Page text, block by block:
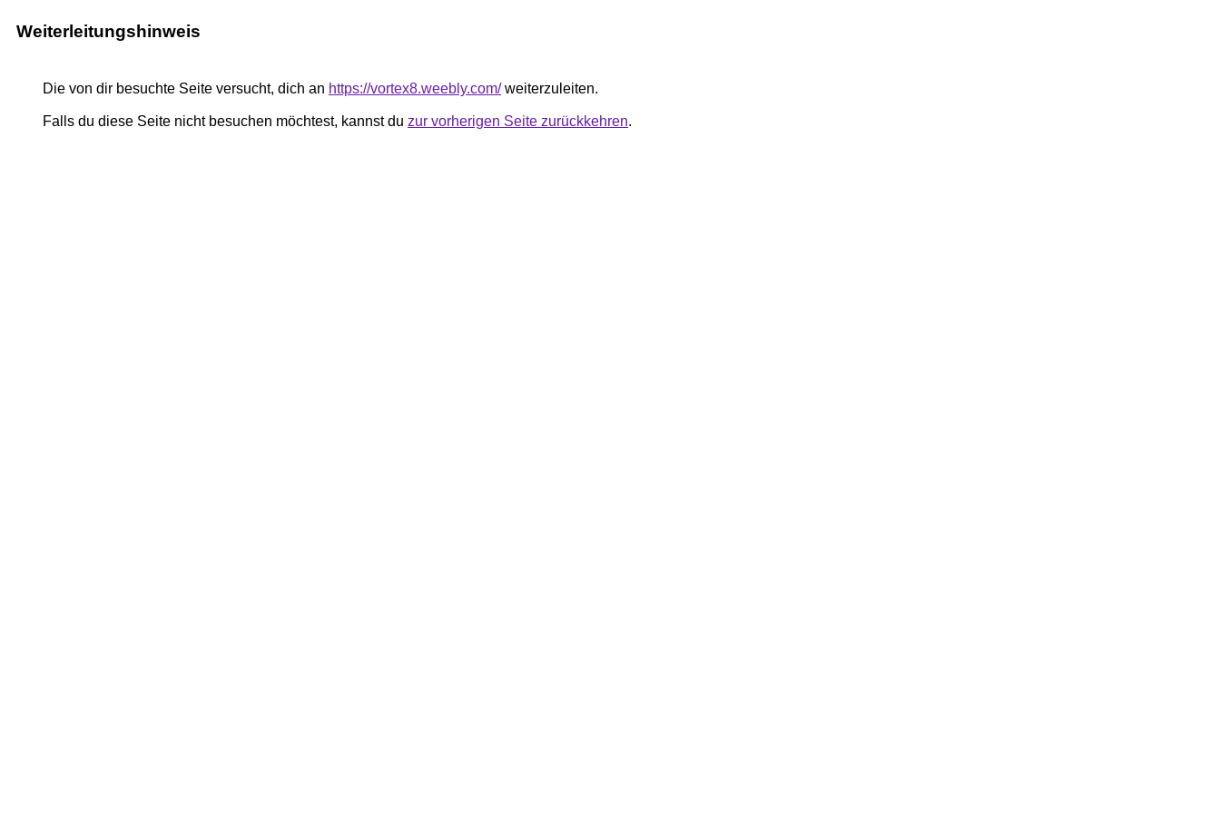
Weiterleitungshinweis
Die von dir besuchte Seite versucht, dich an https://vortex8.weebly.com/weiterzuleiten.
Falls du diese Seite nicht besuchen möchtest, kannst du zur vorherigen Seite zurückkehren.